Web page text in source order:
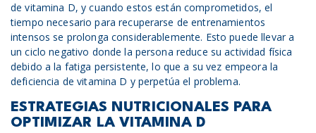
de vitamina D, y cuando estos están comprometidos, el
tiempo necesario para recuperarse de entrenamientos
intensos se prolonga considerablemente. Esto puede llevar a
un ciclo negativo donde la persona reduce su actividad física
debido a la fatiga persistente, lo que a su vez empeora la
deficiencia de vitamina D y perpetúa el problema.
ESTRATEGIAS NUTRICIONALES PARA
OPTIMIZAR LA VITAMINA D